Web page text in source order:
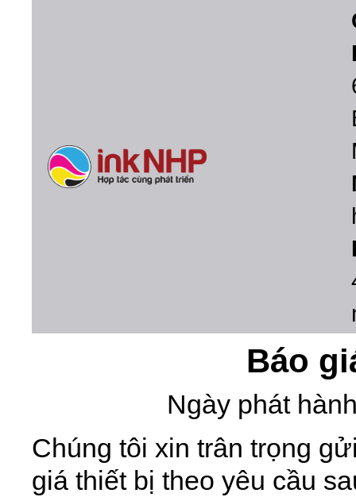
Báo
Ngày phát
Chúng tôi xin trân trọng
giá thiết bị theo yêu cầu